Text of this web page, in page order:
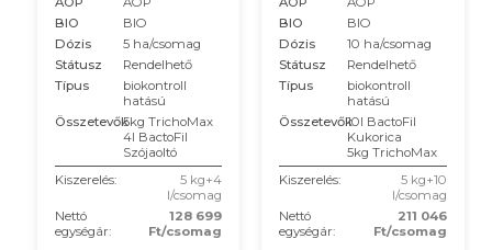
BIO
BIO
Dózis
5 ha/csomag
Státusz
Rendelhető
Típus
biokontroll
hatású
Összetevők5kg TrichoMax
4l BactoFil
Szójaoltó
Kiszerelés:
5 kg+4
l/csomag
Nettó
egységár:
128 699
Ft/csomag
BIO
BIO
Dózis
10 ha/csomag
Státusz
Rendelhető
Típus
biokontroll
hatású
Összetevők10l BactoFil
Kukorica
5kg TrichoMax
Kiszerelés:
5 kg+10
l/csomag
Nettó
egységár:
211 046
Ft/csomag